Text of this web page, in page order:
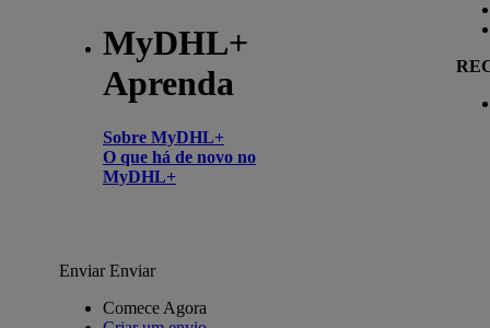
MyDHL+
Aprenda
Sobre MyDHL+
O que há de novo no
MyDHL+
EnviarEnviar
Comece Agora